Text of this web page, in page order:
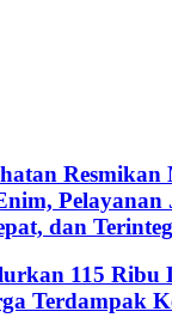
dan
115 Ribu
Terdampak